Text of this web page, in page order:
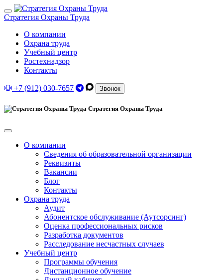
Стратегия Охраны Труда
О компании
Охрана труда
Учебный центр
Ростехнадзор
Контакты
+7 (912) 030-7657 Звонок
Стратегия Охраны Труда
О компании
Сведения об образовательной организации
Реквизиты
Вакансии
Блог
Контакты
Охрана труда
Аудит
Абонентское обслуживание (Аутсорсинг)
Оценка профессиональных рисков
Разработка документов
Расследование несчастных случаев
Учебный центр
Программы обучения
Дистанционное обучение